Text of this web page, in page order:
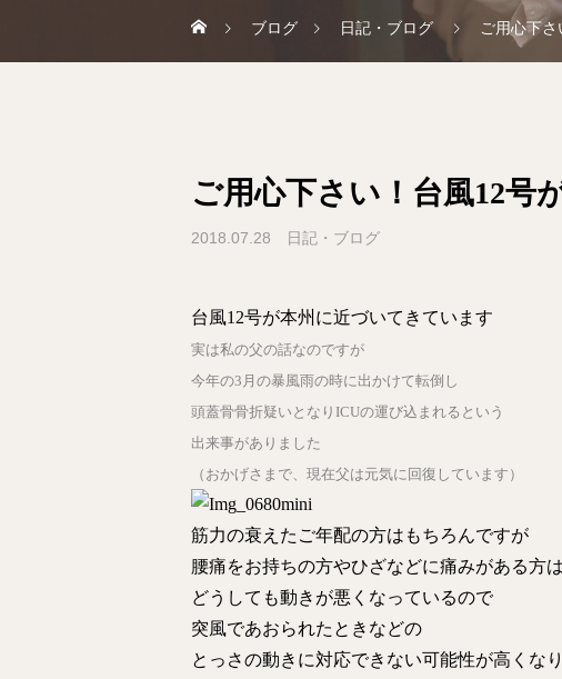
ブログ 日記・ブログ ご用心下
ご用心下さい！台風12号
2018.07.28 日記・ブログ
台風12号が本州に近づいてきています
実は私の父の話なのですが
今年の3月の暴風雨の時に出かけて転倒し
頭蓋骨骨折疑いとなりICUの運び込まれるという
出来事がありました
（おかげさまで、現在父は元気に回復しています）
筋力の衰えたご年配の方はもちろんですが
腰痛をお持ちの方やひざなどに痛みがある方は
どうしても動きが悪くなっているので
突風であおられたときなどの
とっさの動きに対応できない可能性が高くな